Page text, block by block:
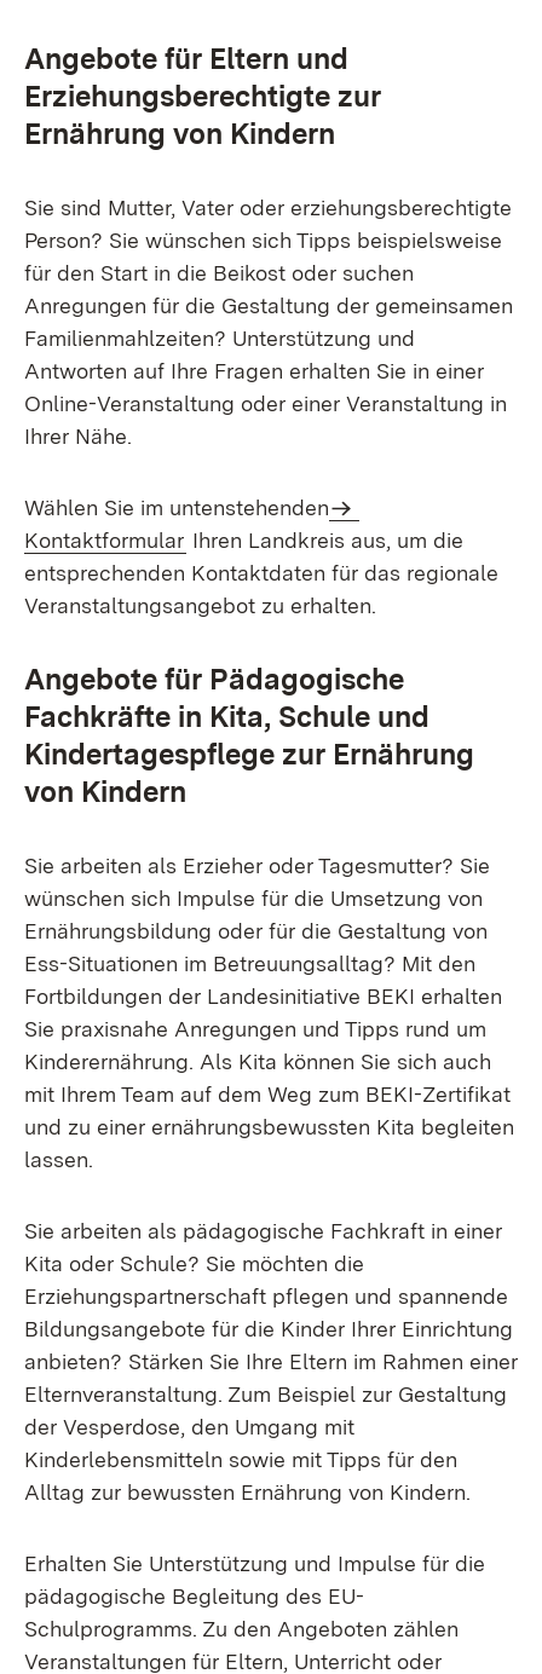
Angebote für Eltern und
Erziehungsberechtigte zur
Ernährung von Kindern
Sie sind Mutter, Vater oder erziehungsberechtigte
Person? Sie wünschen sich Tipps beispielsweise
für den Start in die Beikost oder suchen
Anregungen für die Gestaltung der gemeinsamen
Familienmahlzeiten? Unterstützung und
Antworten auf Ihre Fragen erhalten Sie in einer
Online-Veranstaltung oder einer Veranstaltung in
Ihrer Nähe.
Wählen Sie im untenstehenden
Kontaktformular Ihren Landkreis aus, um die
entsprechenden Kontaktdaten für das regionale
Veranstaltungsangebot zu erhalten.
Angebote für Pädagogische
Fachkräfte in Kita, Schule und
Kindertagespflege zur Ernährung
von Kindern
Sie arbeiten als Erzieher oder Tagesmutter? Sie
wünschen sich Impulse für die Umsetzung von
Ernährungsbildung oder für die Gestaltung von
Ess-Situationen im Betreuungsalltag? Mit den
Fortbildungen der Landesinitiative BEKI erhalten
Sie praxisnahe Anregungen und Tipps rund um
Kinderernährung. Als Kita können Sie sich auch
mit Ihrem Team auf dem Weg zum BEKI-Zertifikat
und zu einer ernährungsbewussten Kita begleiten
lassen.
Sie arbeiten als pädagogische Fachkraft in einer
Kita oder Schule? Sie möchten die
Erziehungspartnerschaft pflegen und spannende
Bildungsangebote für die Kinder Ihrer Einrichtung
anbieten? Stärken Sie Ihre Eltern im Rahmen einer
Elternveranstaltung. Zum Beispiel zur Gestaltung
der Vesperdose, den Umgang mit
Kinderlebensmitteln sowie mit Tipps für den
Alltag zur bewussten Ernährung von Kindern.
Erhalten Sie Unterstützung und Impulse für die
pädagogische Begleitung des EU-
Schulprogramms. Zu den Angeboten zählen
Veranstaltungen für Eltern, Unterricht oder